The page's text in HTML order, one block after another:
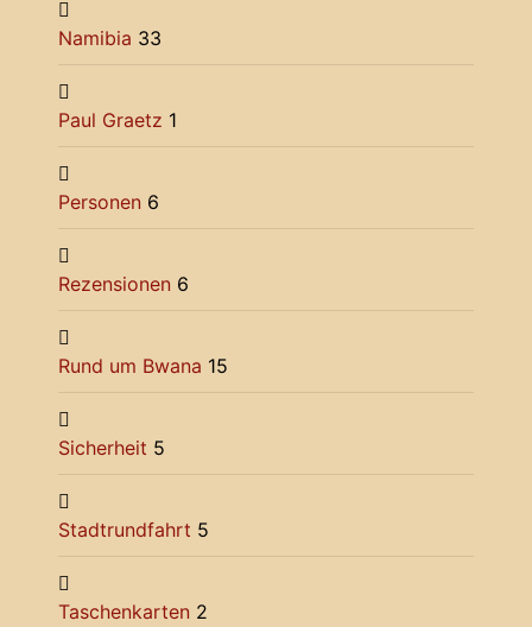
Namibia 33
Paul Graetz 1
Personen 6
Rezensionen 6
Rund um Bwana 15
Sicherheit 5
Stadtrundfahrt 5
Taschenkarten 2